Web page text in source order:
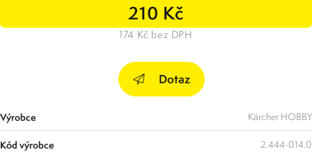
210 Kč
174 Kč bez DPH
Dotaz
Výrobce Kärcher HOBBY
Kód výrobce 2.444-014.0